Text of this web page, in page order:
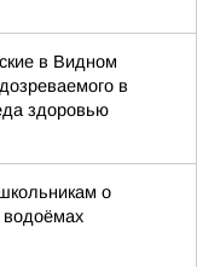
в Видном
в
здоровью
о
водоёмах